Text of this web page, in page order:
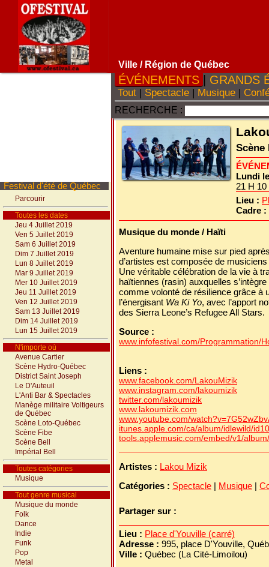
Ville / Région de Québec
Festival d'été de Québec
Parcourir
Toutes les dates
Jeu 4 Juillet 2019
Ven 5 Juillet 2019
Sam 6 Juillet 2019
Dim 7 Juillet 2019
Lun 8 Juillet 2019
Mar 9 Juillet 2019
Mer 10 Juillet 2019
Jeu 11 Juillet 2019
Ven 12 Juillet 2019
Sam 13 Juillet 2019
Dim 14 Juillet 2019
Lun 15 Juillet 2019
N'importe où
Avenue Cartier
Scène Hydro-Québec
District Saint Joseph
Le D'Auteuil
L'Anti Bar & Spectacles
Manège militaire Voltigeurs
de Québec
Scène Loto-Québec
Scène Fibe
Scène Bell
Impérial Bell
Toutes catégories
Musique
Tout genre musical
Musique du monde
Folk
Dance
Indie
Funk
Pop
Metal
ÉVÉNEMENTS GRANDS
Tout | Spectacle | Musique |
RECHERCHE :
Scène
Lundi
21 H
Lieu :
Cadre :
Musique du monde / Haïti
Aventure humaine mise sur pied
d’artistes est composée de
Une véritable célébration de la vie à
haïtiennes (rasin) auxquelles
comme volonté de résilience grâce à
l’énergisant Wa Ki Yo, avec l’apport
des Sierra Leone’s Refugee All Stars.
Source :
www.infofestival.com/Programmation/
Liens :
www.facebook.com/LakouMizik
www.instagram.com/lakoumizik
twitter.com/lakoumizik
www.lakoumizik.com
www.youtube.com/
itunes.apple.com/ca/album/idlewild/
tools.applemusic.com/embed/v1/
Artistes : Lakou Mizik
Catégories : Spectacle | Musique |
Partager sur :
Lieu : Place d'Youville (carré)
Adresse : 995, place D'Youville,
Ville : Québec (La Cité-Limoilou)